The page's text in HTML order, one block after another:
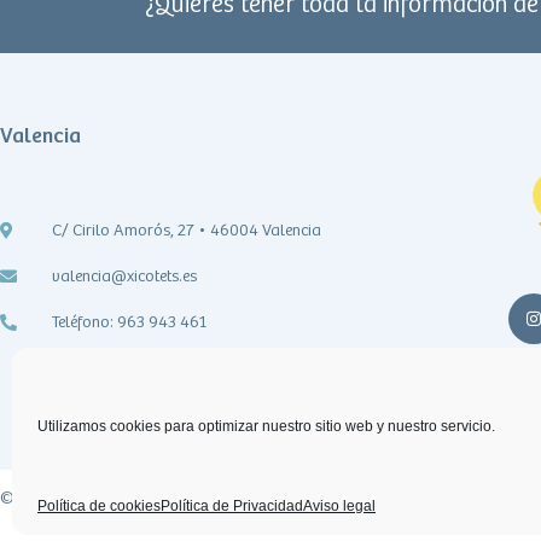
Utilizamos cookies para optimizar nuestro sitio web y nuestro servicio.
Política de cookiesPolítica de PrivacidadAviso legal
Valencia
C/ Cirilo Amorós, 27 • 46004 Valencia
valencia@xicotets.es
Teléfono: 963 943 461
©2022Xicotets Todos los derechos reservados.